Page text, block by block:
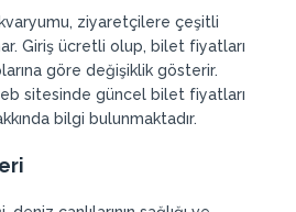
ziyaretçilere çeşitli
Giriş ücretli olup, bilet fiyatları
göre değişiklik gösterir.
sitesinde güncel bilet fiyatları
bilgi bulunmaktadır.